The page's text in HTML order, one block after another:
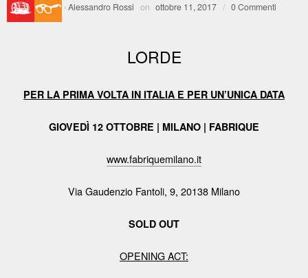
·Alessandro Rossi on ottobre 11, 2017 / 0 Commenti
LORDE
PER LA PRIMA VOLTA IN ITALIA E PER UN’UNICA DATA
GIOVEDÌ 12 OTTOBRE | MILANO | FABRIQUE
www.fabriquemilano.it
Via Gaudenzio Fantoli, 9, 20138 Milano
SOLD OUT
OPENING ACT: